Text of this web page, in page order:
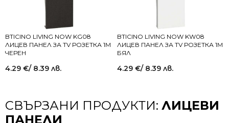
BTICINO LIVING NOW KG08
ЛИЦЕВ ПАНЕЛ ЗА TV РОЗЕТКА 1M
ЧЕРЕН
4.29 €/ 8.39 лв.
BTICINO LIVING NOW KW08
ЛИЦЕВ ПАНЕЛ ЗА TV РОЗЕТКА 1M
БЯЛ
4.29 €/ 8.39 лв.
СВЪРЗАНИ ПРОДУКТИ: ЛИЦЕВИ
ПАНЕЛИ